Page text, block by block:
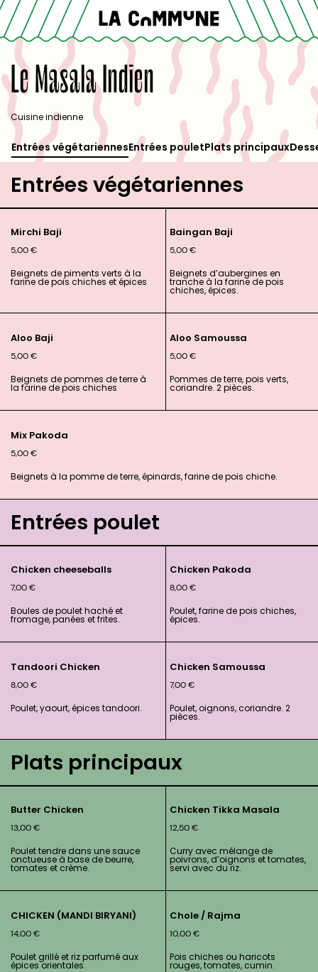
Le Masala Indien
Cuisine indienne
Entrées végétariennesEntrées pouletPlats principaux
Entrées végétariennes
Mirchi Baji
5,00€
Beignets de piments verts à la
farine de pois chiches et épices
Baingan Baji
5,00€
Beignets d’aubergines en
tranche à la farine de pois
chiches, épices.
Aloo Baji
5,00€
Beignets de pommes de terre à
la farine de pois chiches
Aloo Samoussa
5,00€
Pommes de terre, pois verts,
coriandre. 2 pièces.
Mix Pakoda
5,00€
Beignets à la pomme de terre, épinards, farine de pois chiche.
Entrées poulet
Chicken cheeseballs
7,00€
Boules de poulet haché et
fromage, panées et frites.
Chicken Pakoda
8,00€
Poulet, farine de pois chiches,
épices.
Tandoori Chicken
8,00€
Poulet, yaourt, épices tandoori.
Chicken Samoussa
7,00€
Poulet, oignons, coriandre. 2
pièces.
Plats principaux
Butter Chicken
13,00€
Poulet tendre dans une sauce
onctueuse à base de beurre,
tomates et crème.
Chicken Tikka Masala
12,50€
Curry avec mélange de
poivrons, d’oignons et tomates,
servi avec du riz.
CHICKEN (MANDI BIRYANI)
14,00€
Poulet grillé et riz parfumé aux
épices orientales.
Chole / Rajma
10,00€
Pois chiches ou haricots
rouges, tomates, cumin.